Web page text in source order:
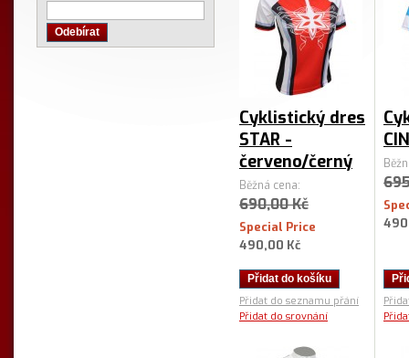
Cyklistický dres
STAR -
červeno/černý
Běžná cena:
690,00 Kč
Special Price
490,00 Kč
Přidat do košíku
Přidat do seznamu přání
Přidat do srovnání
Odebírat